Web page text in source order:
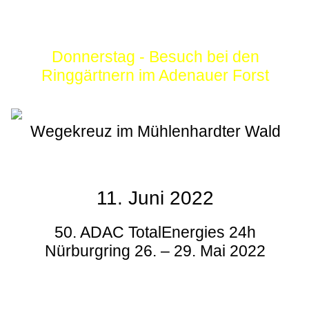
Donnerstag - Besuch bei den
Ringgärtnern im Adenauer Forst
Wegekreuz im Mühlenhardter Wald
11. Juni 2022
50. ADAC TotalEnergies 24h
Nürburgring 26. – 29. Mai 2022